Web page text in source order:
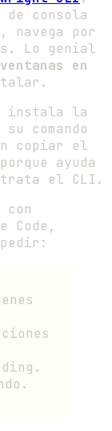
consola
navega por
Lo genial
en
instala la
comando
copiar el
ayuda
trata el CLI.
Code,